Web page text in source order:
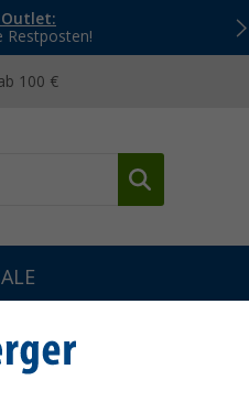
Restposten!
100 €
230 Volt Adapter für GBA-I